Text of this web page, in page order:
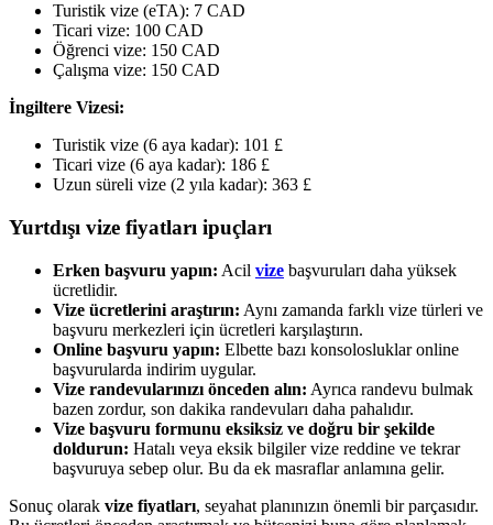
Turistik vize (eTA): 7 CAD
Ticari vize: 100 CAD
Öğrenci vize: 150 CAD
Çalışma vize: 150 CAD
İngiltere Vizesi:
Turistik vize (6 aya kadar): 101 £
Ticari vize (6 aya kadar): 186 £
Uzun süreli vize (2 yıla kadar): 363 £
Yurtdışı vize fiyatları ipuçları
Erken başvuru yapın: Acil vize başvuruları daha yüksek
ücretlidir.
Vize ücretlerini araştırın: Aynı zamanda farklı vize türleri ve
başvuru merkezleri için ücretleri karşılaştırın.
Online başvuru yapın: Elbette bazı konsolosluklar online
başvurularda indirim uygular.
Vize randevularınızı önceden alın: Ayrıca randevu bulmak
bazen zordur, son dakika randevuları daha pahalıdır.
Vize başvuru formunu eksiksiz ve doğru bir şekilde
doldurun: Hatalı veya eksik bilgiler vize reddine ve tekrar
başvuruya sebep olur. Bu da ek masraflar anlamına gelir.
Sonuç olarak vize fiyatları, seyahat planınızın önemli bir parçasıdır.